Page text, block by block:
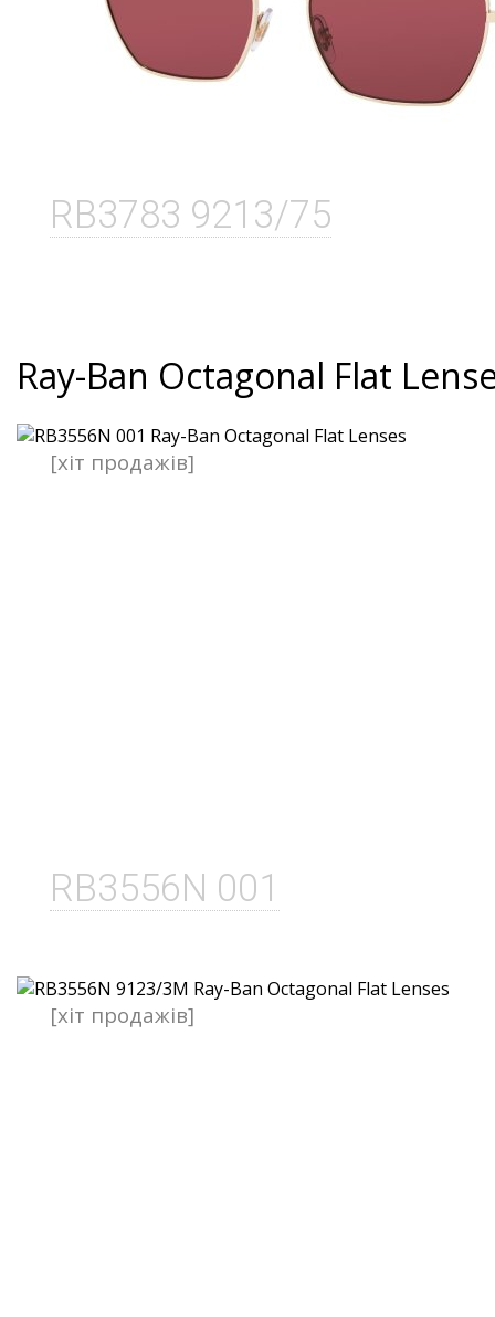
RB3783 9213/75
Ray-Ban Octagonal Flat
RB3556N 001
[хіт продажів]
[хіт продажів]